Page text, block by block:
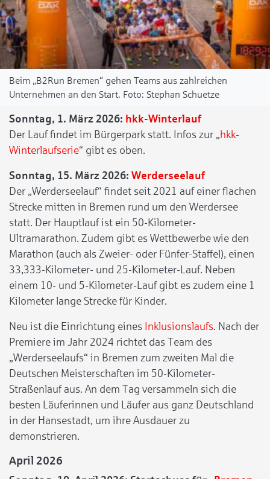
Beim „B2Run Bremen“ gehen Teams aus zahlreichen
Unternehmen an den Start.
Stephan Schuetze
Sonntag, 1. März 2026: hkk-Winterlauf
Der Lauf findet im Bürgerpark statt. Infos zur „hkk-
Winterlaufserie“ gibt es oben.
Sonntag, 15. März 2026: Werderseelauf
Der „Werderseelauf“ findet seit 2021 auf einer flachen
Strecke mitten in Bremen rund um den Werdersee
statt. Der Hauptlauf ist ein 50-Kilometer-
Ultramarathon. Zudem gibt es Wettbewerbe wie den
Marathon (auch als Zweier- oder Fünfer-Staffel), einen
33,333-Kilometer- und 25-Kilometer-Lauf. Neben
einem 10- und 5-Kilometer-Lauf gibt es zudem eine 1
Kilometer lange Strecke für Kinder.
Neu ist die Einrichtung eines Inklusionslaufs. Nach der
Premiere im Jahr 2024 richtet das Team des
„Werderseelaufs“ in Bremen zum zweiten Mal die
Deutschen Meisterschaften im 50-Kilometer-
Straßenlauf aus. An dem Tag versammeln sich die
besten Läuferinnen und Läufer aus ganz Deutschland
in der Hansestadt, um ihre Ausdauer zu
demonstrieren.
April 2026